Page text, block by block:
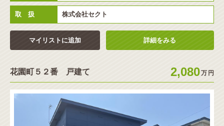
取 扱 株式会社セクト
マイリストに追加 詳細をみる
花園町５２番 戸建て 2,080万 円